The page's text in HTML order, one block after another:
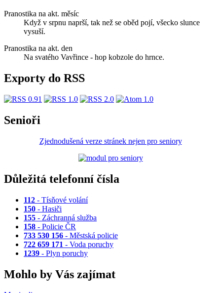
Pranostika na akt. měsíc
Když v srpnu naprší, tak než se oběd pojí, všecko slunce
vysuší.
Pranostika na akt. den
Na svatého Vavřince - hop kobzole do hrnce.
Exporty do RSS
Senioři
Zjednodušená verze stránek nejen pro seniory
Důležitá telefonní čísla
112 - Tísňové volání
150 - Hasiči
155 - Záchranná služba
158 - Policie ČR
733 530 156 - Městská policie
722 659 171 - Voda poruchy
1239 - Plyn poruchy
Mohlo by Vás zajímat